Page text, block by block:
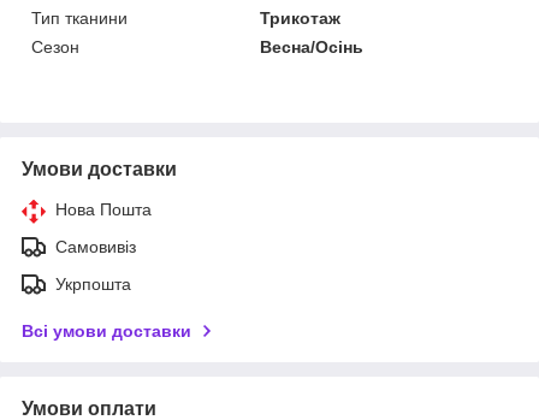
Тип тканини
Трикотаж
Сезон
Весна/Осінь
Умови доставки
Нова Пошта
Самовивіз
Укрпошта
Всі умови доставки
Умови оплати